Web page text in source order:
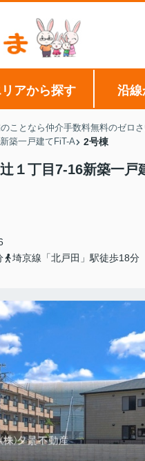
アから探す 沿
ことなら仲介手数料無料のゼロさ
築一戸建てFiT-A
2号棟
１丁目7-16新築一
埼京線「北戸田」駅徒歩18分